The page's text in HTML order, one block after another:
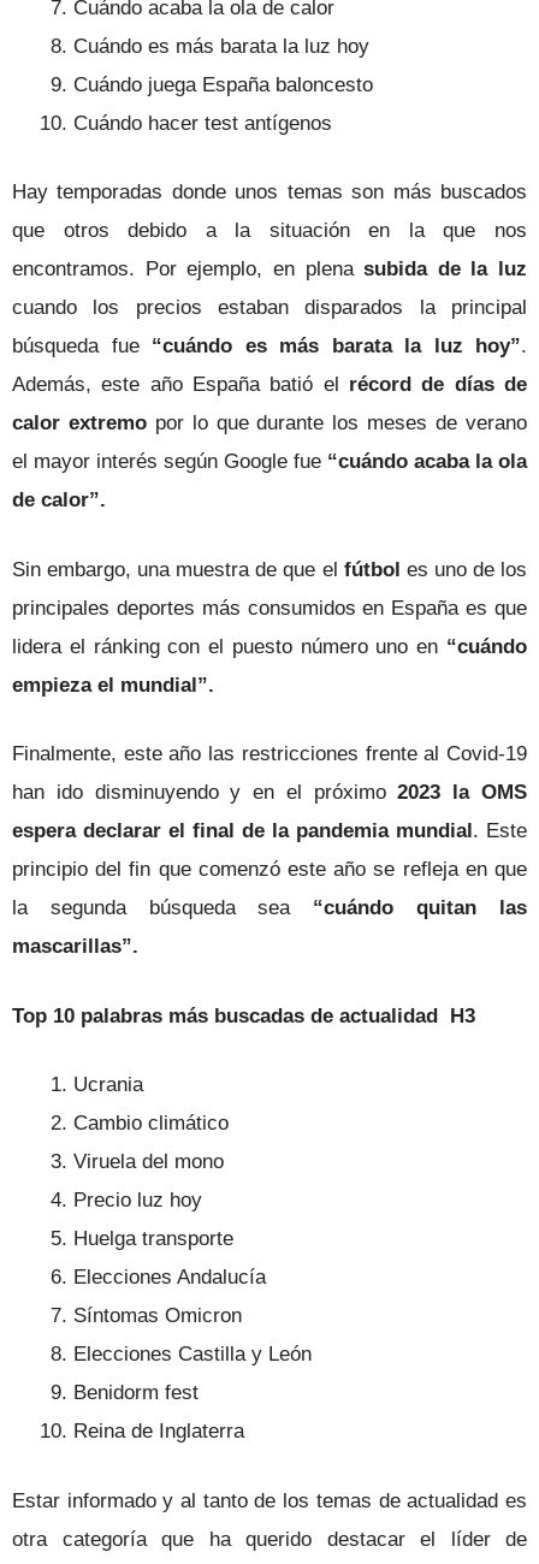
Cuándo acaba la ola de calor
Cuándo es más barata la luz hoy
Cuándo juega España baloncesto
Cuándo hacer test antígenos
Hay temporadas donde unos temas son más buscados
que otros debido a la situación en la que nos
encontramos. Por ejemplo, en plenasubida de la luz
cuando los precios estaban disparados la principal
búsqueda fue “cuándo es más barata la luz hoy”.
Además, este año España batió el récord de días de
calor extremopor lo que durante los meses de verano
el mayor interés según Google fue “cuándo acaba la ola
de calor”.
Sin embargo, una muestra de que el fútbol es uno de los
principales deportes más consumidos en España es que
lidera el ránking con el puesto número uno en “cuándo
empieza el mundial”.
Finalmente, este año las restricciones frente al Covid-19
han ido disminuyendo y en el próximo2023 la OMS
espera declarar el final de la pandemia mundial . Este
principio del fin que comenzó este año se refleja en que
la segunda búsqueda sea “cuándo quitan las
mascarillas”.
Top 10 palabras más buscadas de actualidad H3
Ucrania
Cambio climático
Viruela del mono
Precio luz hoy
Huelga transporte
Elecciones Andalucía
Síntomas Omicron
Elecciones Castilla y León
Benidorm fest
Reina de Inglaterra
Estar informado y al tanto de los temas de actualidad es
otra categoría que ha querido destacar el líder de